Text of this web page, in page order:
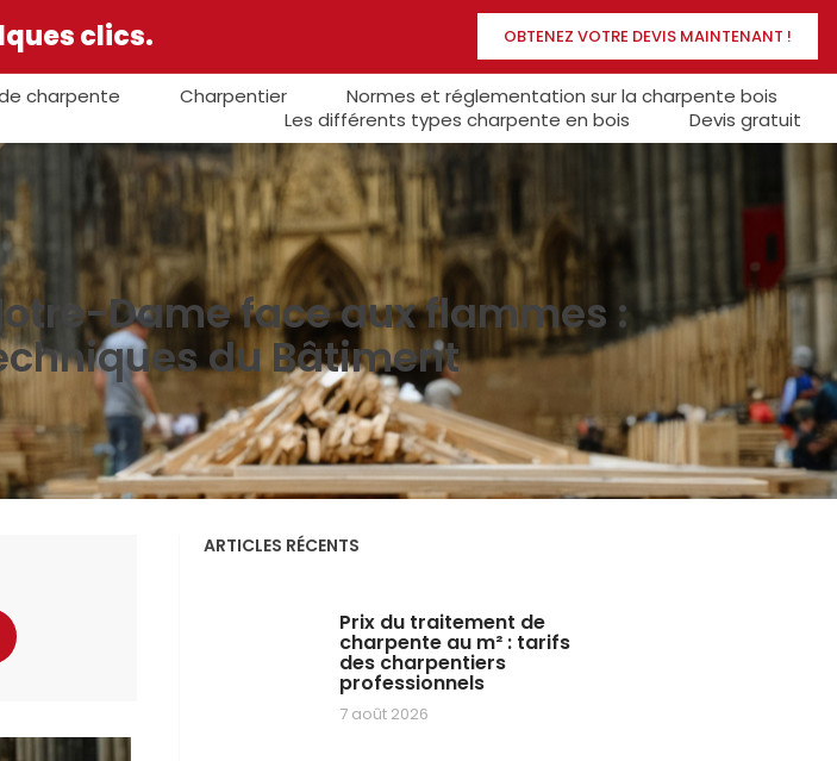
clics. OBTENEZ VOTRE DEVIS MAINTENANT !
charpente Charpentier
Normes et réglementation sur la charpente bois
Les différents types charpente en bois
Devis gratuit
Dame face aux flammes :
du Bâtiment
ARTICLES RÉCENTS
Prix du traitement de
charpente au m² : tarifs
des charpentiers
professionnels
7 août 2026